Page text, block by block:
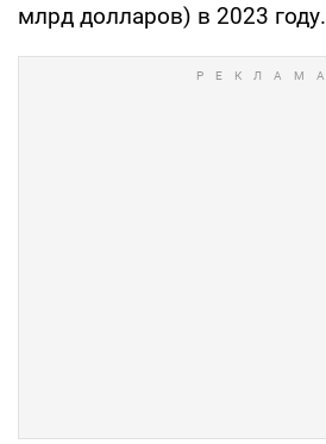
млрд долларов) в 2023 году.